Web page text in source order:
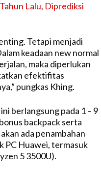
Lalu, Diprediksi
Tetapi menjadi
keadaan new normal
maka diperlukan
efektifitas
pungkas Khing.
berlangsung pada 1 – 9
backpack serta
ada penambahan
PC Huawei, termasuk
5 3500U).